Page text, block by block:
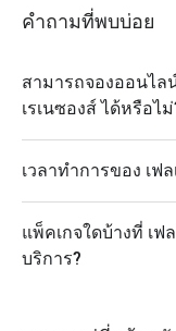
เมนูอลาคาส (วัน
-วันพฤหัสบดี-วันอ
พุธ)
ข้อมูลเมนู:
- ข้าวไก่ไหหลำ
- สถานีติ่มซำ
คำถามที่พบบ่อย
สามารถจองออนไล
เรเนซองส์ ได้หรือไม่
เวลาทำการของ เฟ
แพ็คเกจใดบ้างที่ เฟ
บริการ?